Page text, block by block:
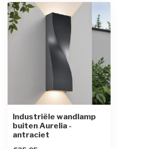
Industriële wandlamp
buiten Aurelia -
antraciet